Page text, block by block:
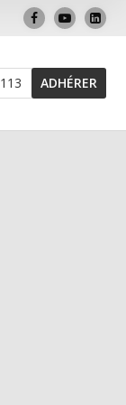
113 ADHÉRER